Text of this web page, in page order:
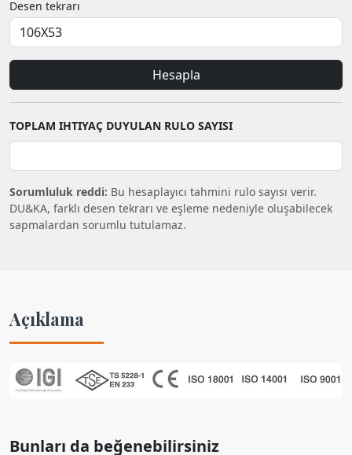
Desen tekrarı
Hesapla
TOPLAM IHTIYAÇ DUYULAN RULO SAYISI
Sorumluluk reddi: Bu hesaplayıcı tahmini rulo sayısı verir.
DU&KA, farklı desen tekrarı ve eşleme nedeniyle oluşabilecek
sapmalardan sorumlu tutulamaz.
Açıklama
Bunları da beğenebilirsiniz